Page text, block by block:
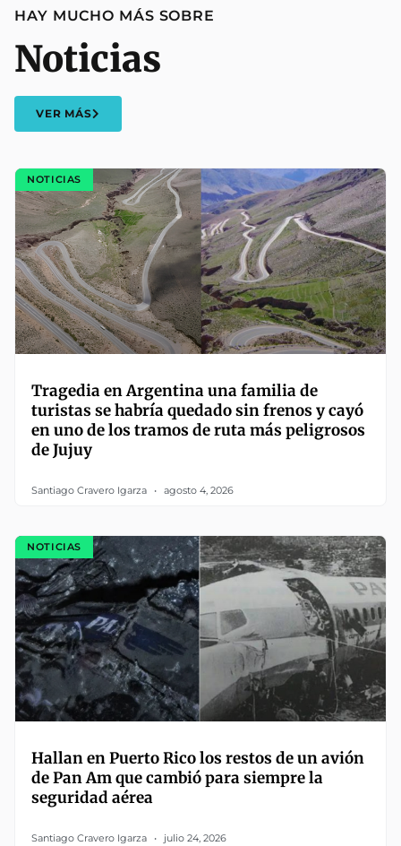
HAY MUCHO MÁS SOBRE
Noticias
VER MÁS
NOTICIAS
Tragedia en Argentina una familia de
turistas se habría quedado sin frenos y cayó
en uno de los tramos de ruta más peligrosos
de Jujuy
Santiago Cravero Igarza agosto 4, 2026
NOTICIAS
Hallan en Puerto Rico los restos de un avión
de Pan Am que cambió para siempre la
seguridad aérea
Santiago Cravero Igarza julio 24, 2026